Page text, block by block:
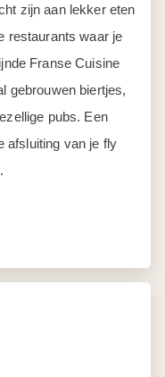
zijn aan lekker eten
restaurants waar je
Franse Cuisine
gebrouwen biertjes,
pubs. Een
afsluiting van je fly